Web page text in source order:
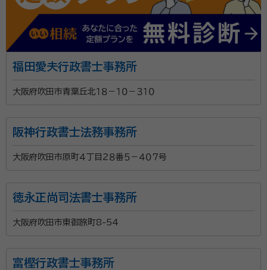
福田愛夫行政書士事務所
大阪府吹田市青葉丘北１８－１０－３１０
阪神行政書士法務事務所
大阪府吹田市原町４丁目２８番５－４０７号
徳永正尚司法書士事務所
大阪府吹田市東御旅町8-54
富樫行政書士事務所